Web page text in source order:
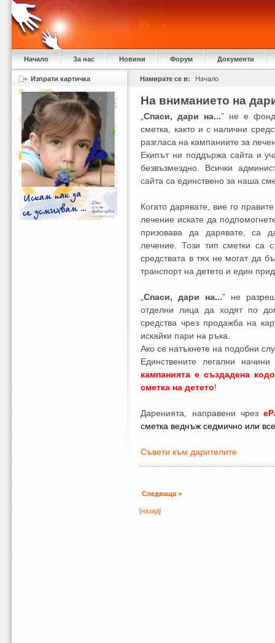
Начало За нас Новини Форум Документи
Намирате се в: Начало
На вниманието на
„Спаси, дари на...” не е
сметка, както и с налични
разгласа на кампаниите за
Екипът ни поддържа сайта и
безвъзмездно. Всички
сайта са единствено за наша
Когато дарявате, вие го
лечение искате да
призовава да дарявате, са
лечение. Този тип сметки са
средствата в тях не могат да
транспорт на детето и един
„Спаси, дари на...” не
отделни лица да ходят по
средства чрез продажба на
искайки пари на ръка.
Ако се натъкнете на подобни
Единствените легални
кампанията е създадена
сметка на детето!
Даренията, направени чрез
сметка веднъж седмично или
Съвети към дарителите
Следваща >
[назад]
Изпрати картичка